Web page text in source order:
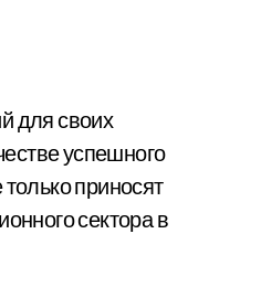
для своих
успешного
приносят
сектора в